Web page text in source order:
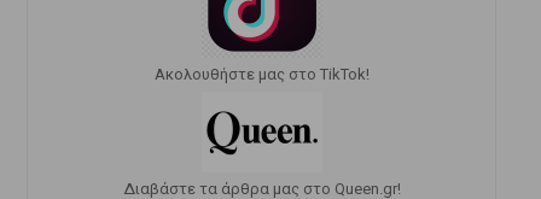
Ακολουθήστε μας στο TikTok!
Διαβάστε τα άρθρα μας στο Queen.gr!